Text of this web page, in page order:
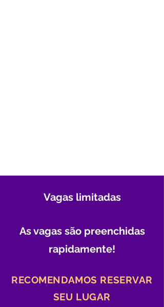
Vagas limitadas
As vagas são preenchidas
rapidamente!
RECOMENDAMOS RESERVAR
SEU LUGAR